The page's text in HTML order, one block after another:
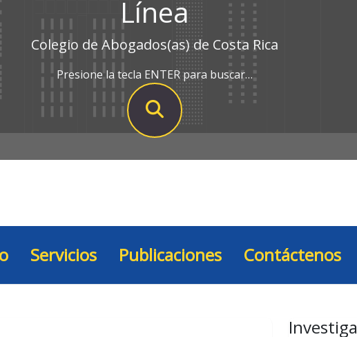
Línea
Colegio de Abogados(as) de Costa Rica
Presione la tecla ENTER para buscar…
Servicios Publicaciones Contáctenos